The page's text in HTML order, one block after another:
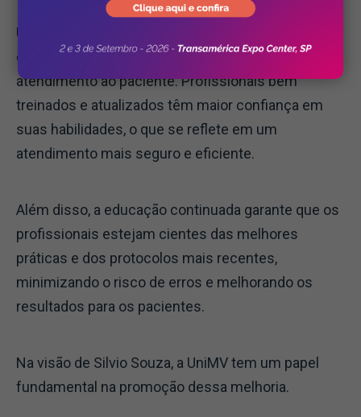
Uma das principais consequências da educação
corporativa eficaz é a melhoria da qualidade do
atendimento ao paciente. Profissionais bem
treinados e atualizados têm maior confiança em
suas habilidades, o que se reflete em um
atendimento mais seguro e eficiente.
Além disso, a educação continuada garante que os
profissionais estejam cientes das melhores
práticas e dos protocolos mais recentes,
minimizando o risco de erros e melhorando os
resultados para os pacientes.
Na visão de Silvio Souza, a UniMV tem um papel
fundamental na promoção dessa melhoria.